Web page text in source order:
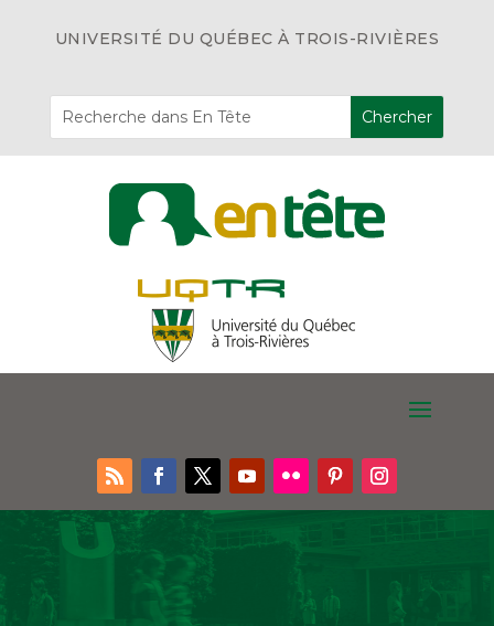
UNIVERSITÉ DU QUÉBEC À TROIS-RIVIÈRES